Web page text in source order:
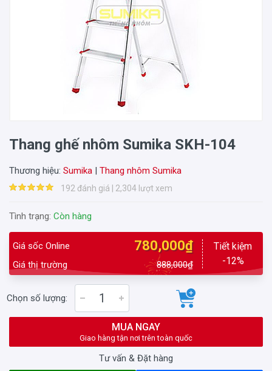
Thang ghế nhôm Sumika SKH-104
Thương hiệu: Sumika | Thang nhôm Sumika
192 đánh giá | 2,304 lượt xem
Tình trạng: Còn hàng
Giá sốc Online 780,000₫
Giá thị trường 888,000₫
Tiết kiệm
-12%
Chọn số lượng:
MUA NGAY
Giao hàng tận nơi trên toàn quốc
Tư vấn & Đặt hàng